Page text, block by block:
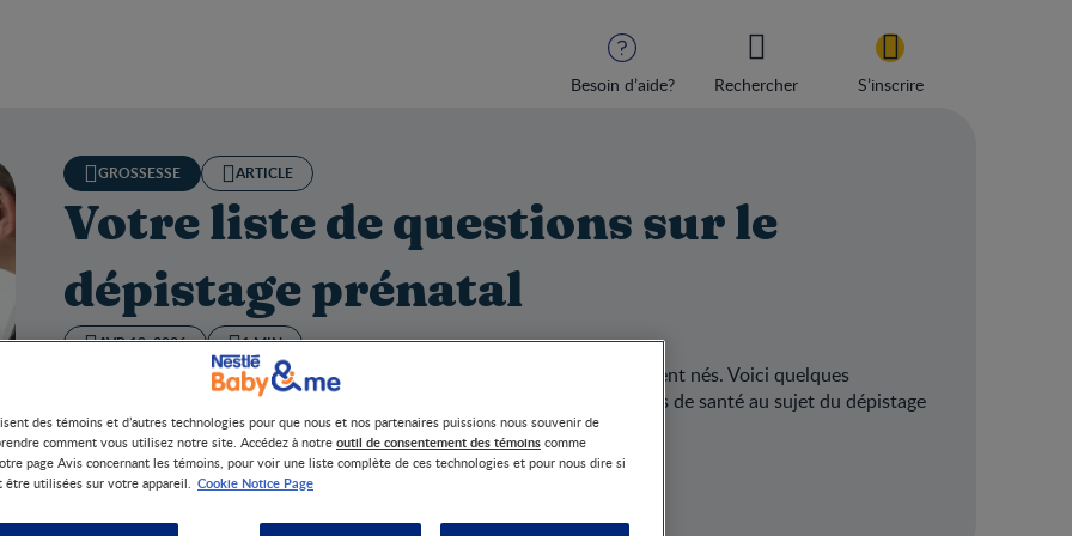
Besoin d’aide? Rechercher S’inscrire
liste de questions sur le dépistage prénatal
GROSSESSE ARTICLE
Votre liste de questions sur le
dépistage prénatal
AVR 19, 2026 1 MIN
Les contrôles de santé des bébés commencent avant même qu’ils ne soient nés. Voici quelques
questions que vous voudrez peut-être poser à votre fournisseur de soins de santé au sujet du dépistage
prénatal.
des témoins et d’autres technologies pour que nous et nos partenaires puissions nous souvenir de
comment vous utilisez notre site. Accédez à notre outil de consentement des témoins comme
page Avis concernant les témoins, pour voir une liste complète de ces technologies et pour nous dire si
utilisées sur votre appareil. Cookie Notice Page